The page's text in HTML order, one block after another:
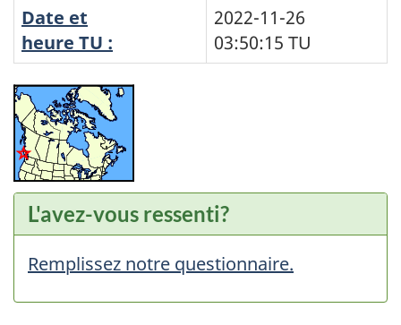
Date et
heure TU :
2022-11-26
03:50:15 TU
L'avez-vous ressenti?
Remplissez notre questionnaire.